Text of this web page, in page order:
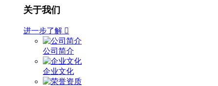
关于我们
进一步了解 
公司简介
企业文化